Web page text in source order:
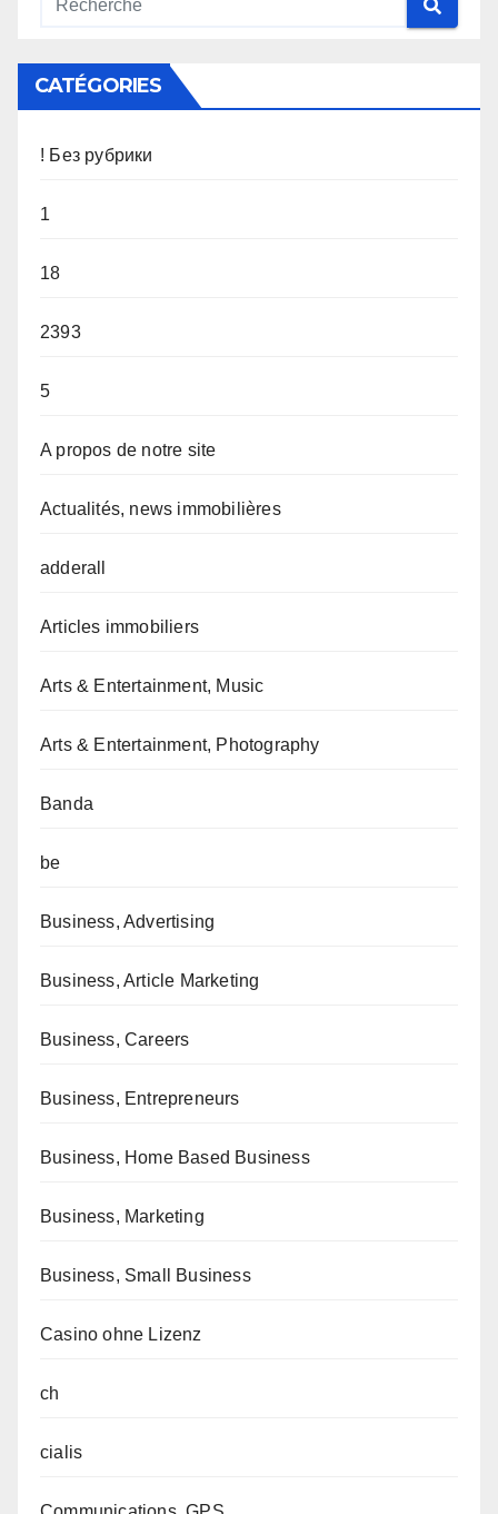
CATÉGORIES
! Без рубрики
1
18
2393
5
A propos de notre site
Actualités, news immobilières
adderall
Articles immobiliers
Arts & Entertainment, Music
Arts & Entertainment, Photography
Banda
be
Business, Advertising
Business, Article Marketing
Business, Careers
Business, Entrepreneurs
Business, Home Based Business
Business, Marketing
Business, Small Business
Casino ohne Lizenz
ch
cialis